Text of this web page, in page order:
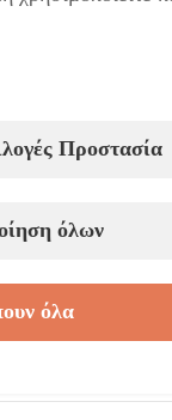
3 People
Προστασία
όλων
όλα